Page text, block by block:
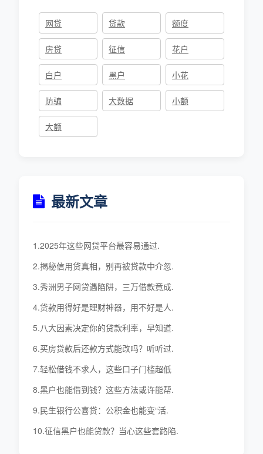
网贷 贷款 额度
房贷 征信 花户
白户 黑户 小花
防骗 大数据 小额
大额
最新文章
1.2025年这些网贷平台最容易通过.
2.揭秘信用贷真相，别再被贷款中介忽.
3.秀洲男子网贷遇陷阱，三万借款竟成.
4.贷款用得好是理财神器，用不好是人.
5.八大因素决定你的贷款利率，早知道.
6.买房贷款后还款方式能改吗？听听过.
7.轻松借钱不求人，这些口子门槛超低
8.黑户也能借到钱？这些方法或许能帮.
9.民生银行公喜贷：公积金也能变“活.
10.征信黑户也能贷款？当心这些套路陷.